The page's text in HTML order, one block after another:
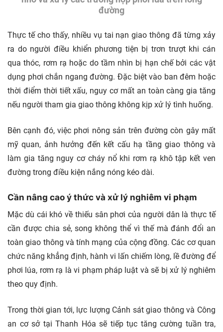
đường
Thực tế cho thấy, nhiều vụ tai nạn giao thông đã từng xảy
ra do người điều khiển phương tiện bị trơn trượt khi cán
qua thóc, rơm rạ hoặc do tầm nhìn bị hạn chế bởi các vật
dụng phơi chắn ngang đường. Đặc biệt vào ban đêm hoặc
thời điểm thời tiết xấu, nguy cơ mất an toàn càng gia tăng
nếu người tham gia giao thông không kịp xử lý tình huống.
Bên cạnh đó, việc phơi nông sản trên đường còn gây mất
mỹ quan, ảnh hưởng đến kết cấu hạ tầng giao thông và
làm gia tăng nguy cơ cháy nổ khi rơm rạ khô tập kết ven
đường trong điều kiện nắng nóng kéo dài.
Cần nâng cao ý thức và xử lý nghiêm vi phạm
Mặc dù cái khó về thiếu sân phơi của người dân là thực tế
cần được chia sẻ, song không thể vì thế mà đánh đổi an
toàn giao thông và tính mạng của cộng đồng. Các cơ quan
chức năng khẳng định, hành vi lấn chiếm lòng, lề đường để
phơi lúa, rơm rạ là vi phạm pháp luật và sẽ bị xử lý nghiêm
theo quy định.
Trong thời gian tới, lực lượng Cảnh sát giao thông và Công
an cơ sở tại Thanh Hóa sẽ tiếp tục tăng cường tuần tra,